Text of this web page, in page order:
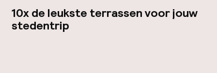
10x de leukste terrassen voor jouw
stedentrip